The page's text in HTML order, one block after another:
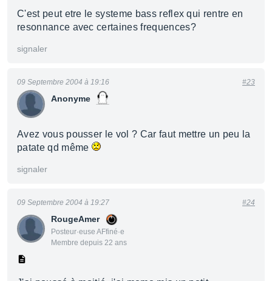
C'est peut etre le systeme bass reflex qui rentre en
resonnance avec certaines frequences?
signaler
Anonyme
09 Septembre 2004 à 19:16 #23
Avez vous pousser le vol ? Car faut mettre un peu la
patate qd même
signaler
RougeAmer
Posteur·euse AFfiné·e
Membre depuis 22 ans
09 Septembre 2004 à 19:27 #24